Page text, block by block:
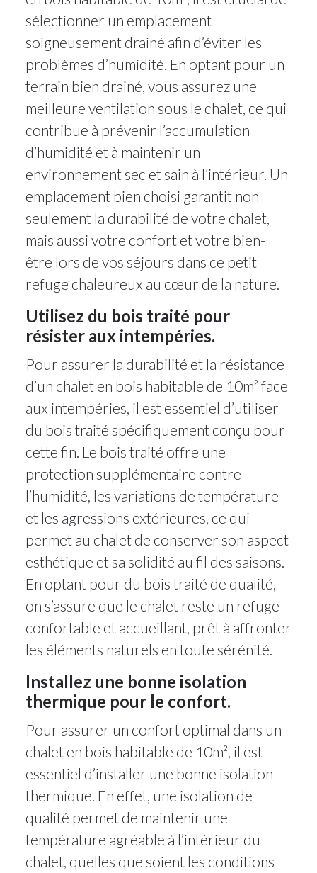
sélectionner un emplacement
soigneusement drainé afin d’éviter les
problèmes d’humidité. En optant pour un
terrain bien drainé, vous assurez une
meilleure ventilation sous le chalet, ce qui
contribue à prévenir l’accumulation
d’humidité et à maintenir un
environnement sec et sain à l’intérieur. Un
emplacement bien choisi garantit non
seulement la durabilité de votre chalet,
mais aussi votre confort et votre bien-
être lors de vos séjours dans ce petit
refuge chaleureux au cœur de la nature.
Utilisez du bois traité pour
résister aux intempéries.
Pour assurer la durabilité et la résistance
d’un chalet en bois habitable de 10m² face
aux intempéries, il est essentiel d’utiliser
du bois traité spécifiquement conçu pour
cette fin. Le bois traité offre une
protection supplémentaire contre
l’humidité, les variations de température
et les agressions extérieures, ce qui
permet au chalet de conserver son aspect
esthétique et sa solidité au fil des saisons.
En optant pour du bois traité de qualité,
on s’assure que le chalet reste un refuge
confortable et accueillant, prêt à affronter
les éléments naturels en toute sérénité.
Installez une bonne isolation
thermique pour le confort.
Pour assurer un confort optimal dans un
chalet en bois habitable de 10m², il est
essentiel d’installer une bonne isolation
thermique. En effet, une isolation de
qualité permet de maintenir une
température agréable à l’intérieur du
chalet, quelles que soient les conditions